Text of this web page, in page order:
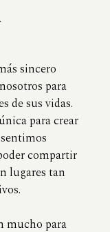
sincero
para
de sus vidas.
para crear
compartir
lugares tan
mucho para